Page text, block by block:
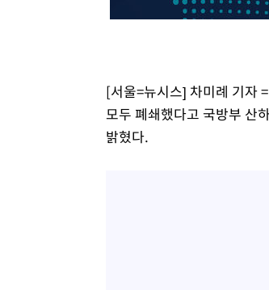
[서울=뉴시스] 차미례 기자
모두 폐쇄했다고 국방부 산
밝혔다.